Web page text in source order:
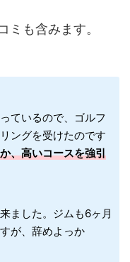
ミも含みます。
ているので、ゴルフ
ングを受けたのです
、高いコースを強引
ました。ジムも6ヶ月
が、辞めよっか